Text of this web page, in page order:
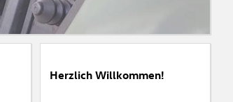
Herzlich Willkommen!